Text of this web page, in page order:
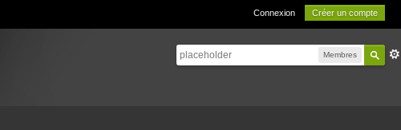
Connexion Créer un compte
Membres